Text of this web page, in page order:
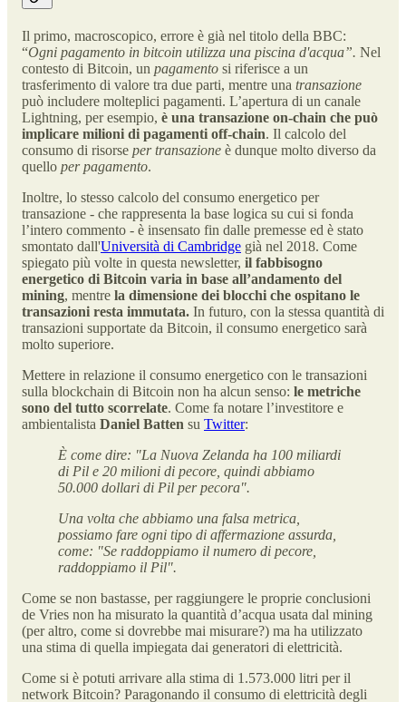
Il primo, macroscopico, errore è già nel titolo della BBC:
“Ogni pagamento in bitcoin utilizza una piscina d'acqua”. Nel
contesto di Bitcoin, un pagamento si riferisce a un
trasferimento di valore tra due parti, mentre una transazione
può includere molteplici pagamenti. L’apertura di un canale
Lightning, per esempio, è una transazione on-chain che può
implicare milioni di pagamenti off-chain. Il calcolo del
consumo di risorse per transazione è dunque molto diverso da
quello per pagamento.
Inoltre, lo stesso calcolo del consumo energetico per
transazione - che rappresenta la base logica su cui si fonda
l’intero commento - è insensato fin dalle premesse ed è stato
smontato dall'Università di Cambridge già nel 2018. Come
spiegato più volte in questa newsletter, il fabbisogno
energetico di Bitcoin varia in base all’andamento del
mining, mentre la dimensione dei blocchi che ospitano le
transazioni resta immutata. In futuro, con la stessa quantità di
transazioni supportate da Bitcoin, il consumo energetico sarà
molto superiore.
Mettere in relazione il consumo energetico con le transazioni
sulla blockchain di Bitcoin non ha alcun senso: le metriche
sono del tutto scorrelate. Come fa notare l’investitore e
ambientalista Daniel Batten su Twitter:
È come dire: "La Nuova Zelanda ha 100 miliardi
di Pil e 20 milioni di pecore, quindi abbiamo
50.000 dollari di Pil per pecora".
Una volta che abbiamo una falsa metrica,
possiamo fare ogni tipo di affermazione assurda,
come: "Se raddoppiamo il numero di pecore,
raddoppiamo il Pil".
Come se non bastasse, per raggiungere le proprie conclusioni
de Vries non ha misurato la quantità d’acqua usata dal mining
(per altro, come si dovrebbe mai misurare?) ma ha utilizzato
una stima di quella impiegata dai generatori di elettricità.
Come si è potuti arrivare alla stima di 1.573.000 litri per il
network Bitcoin? Paragonando il consumo di elettricità degli